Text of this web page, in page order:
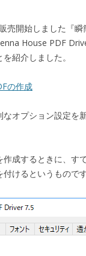
売開始しました『
House PDF
紹介しました。
の作成
オプション設定を
成するときに、す
けるというものです